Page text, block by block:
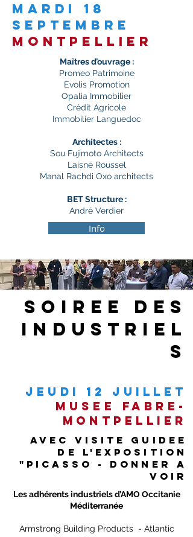
mardi 18
septembre
montpellier
Maîtres d’ouvrage :
Promeo Patrimoine
Evolis Promotion
Opalia Immobilier
Crédit Agricole
Immobilier Languedoc
Architectes :
Sou Fujimoto Architects
Laisné Roussel
Manal Rachdi Oxo architects
BET Structure :
André Verdier
Info
soiree des
industriel
s
Jeudi 12 juillet
mUSEE fABRE-
montpellier
avec visite guidee
de l'exposition
"Picasso - Donner a
voir
Les adhérents industriels d’AMO Occitanie
Méditerranée
Armstrong Building Products - Atlantic